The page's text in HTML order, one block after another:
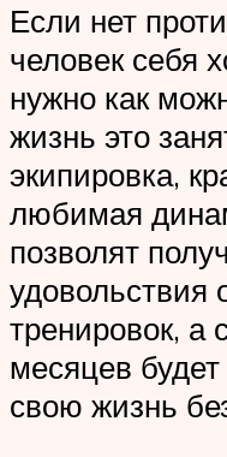
Если нет
человек себя
нужно как
жизнь это
экипировка,
любимая
позволят
удовольствия
тренировок, а
месяцев
свою жизнь